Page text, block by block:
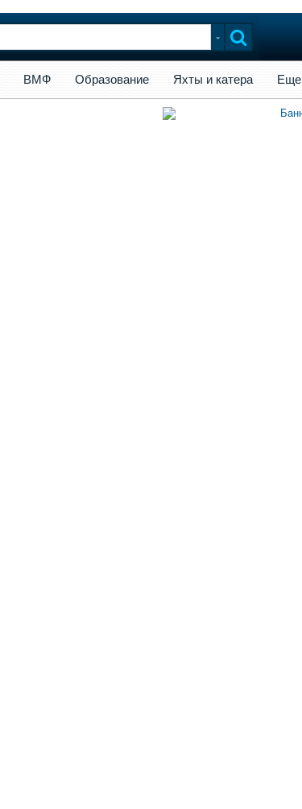
ВМФ Образование Яхты и катера Еще